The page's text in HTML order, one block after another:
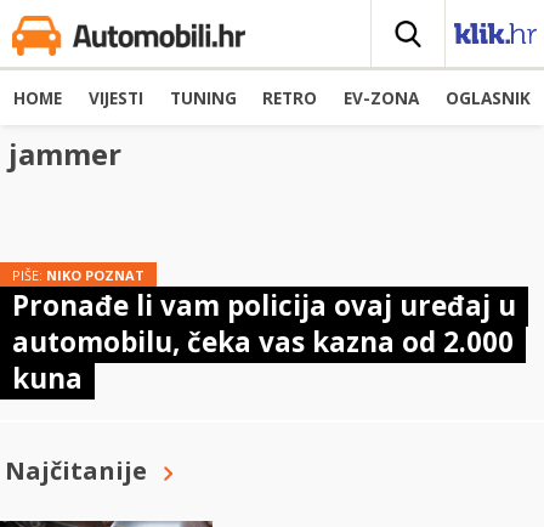
HOME VIJESTI TUNING RETRO EV-ZONA OGLASNIK
jammer
PIŠE: NIKO POZNAT
Pronađe li vam policija ovaj uređaj u
automobilu, čeka vas kazna od 2.000
kuna
Najčitanije